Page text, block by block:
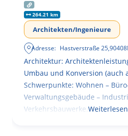
264.21 km
Architekten/Ingenieure
Adresse: Hastverstraße 25,90408
Architektur:
Umbau und Konversion (auch
Schwerpunkte: Wohnen –
Verwaltungsgebäude –
Verkehrsbauwerke.